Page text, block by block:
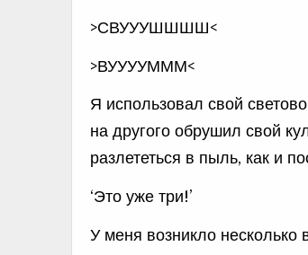
>СВУУУШШШШ<
>ВУУУУМММ<
Я использовал свой
на другого обрушил свой
разлететься в пыль, как и
‘Это уже три!’
У меня возникло несколько